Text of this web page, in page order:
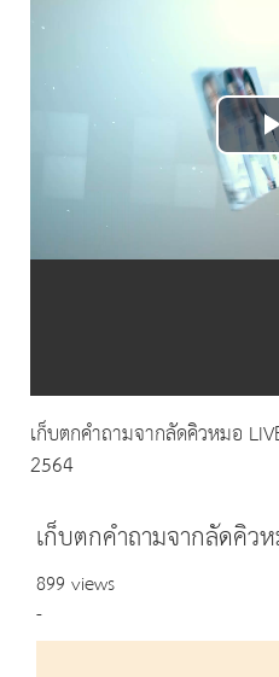
เก็บตกคำถามจากลัดคิวหมอ
2564
เก็บตกคำถามจากลัดคิว
899 views
-